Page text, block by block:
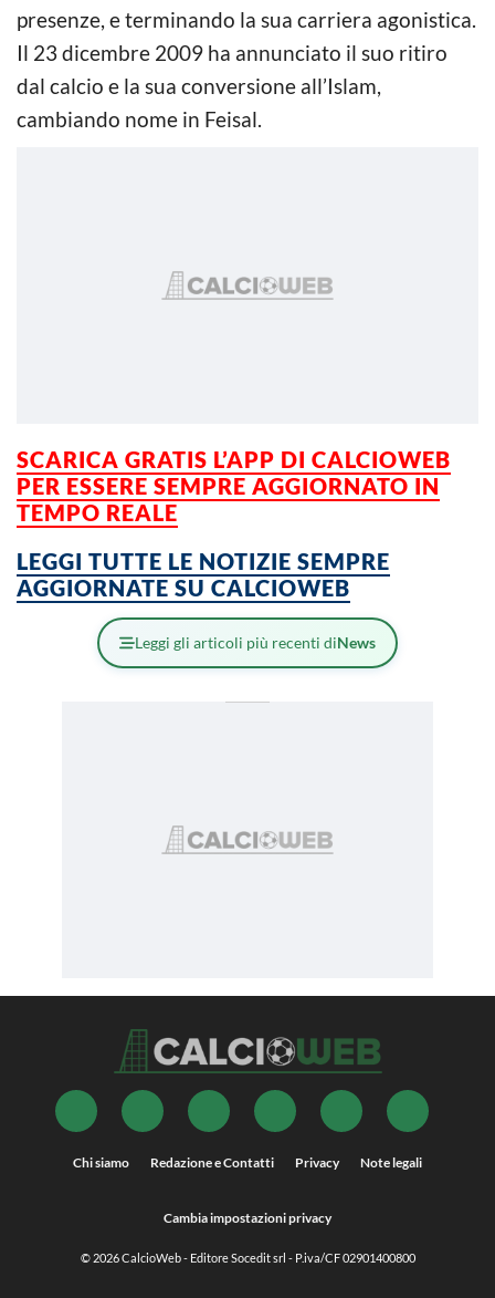
presenze, e terminando la sua carriera agonistica.
Il 23 dicembre 2009 ha annunciato il suo ritiro
dal calcio e la sua conversione all’Islam,
cambiando nome in Feisal.
SCARICA GRATIS L’APP DI CALCIOWEB
PER ESSERE SEMPRE AGGIORNATO IN
TEMPO REALE
LEGGI TUTTE LE NOTIZIE SEMPRE
AGGIORNATE SU CALCIOWEB
Leggi gli articoli più recenti diNews
Chi siamo Redazione e Contatti Privacy Note legali
Cambia impostazioni privacy
© 2026CalcioWeb- Editore Socedit srl - P.iva/CF 02901400800